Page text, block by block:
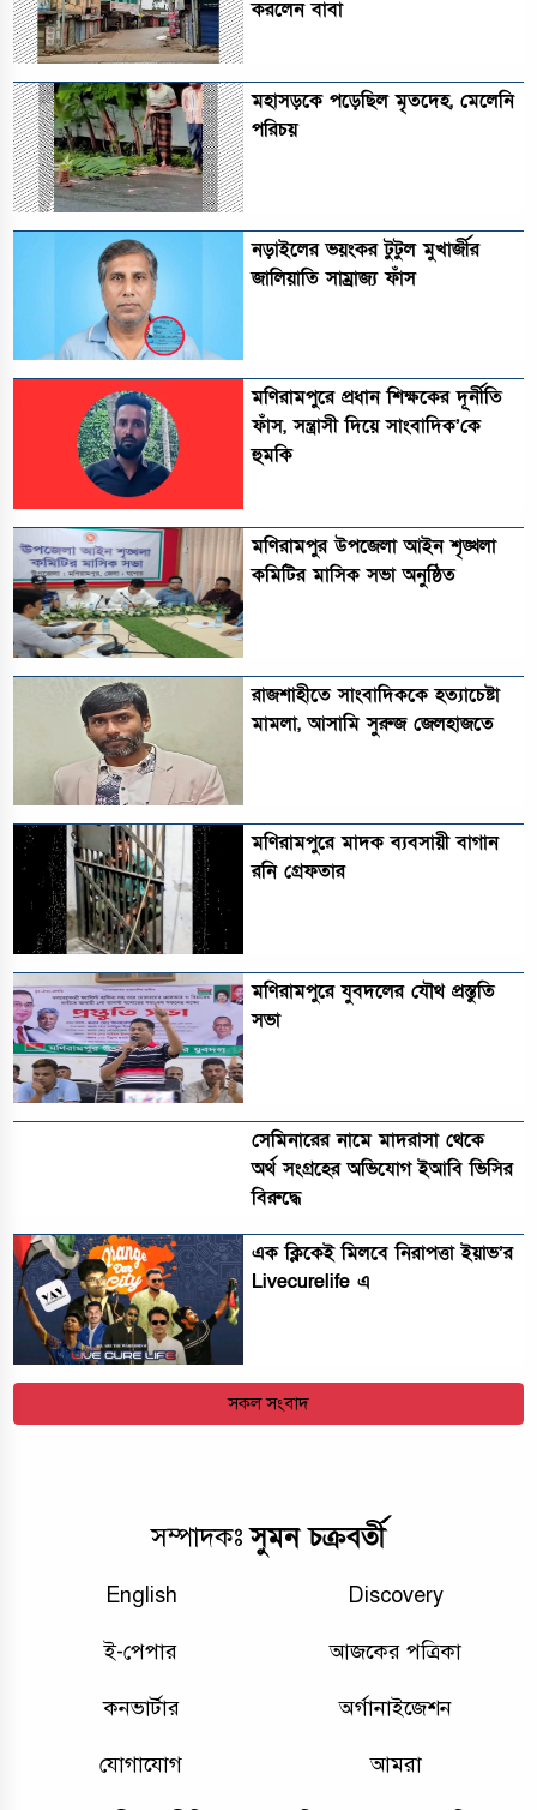
করলেন বাবা
মহাসড়কে পড়েছিল মৃতদেহ, মেলেনি
পরিচয়
নড়াইলের ভয়ংকর টুটুল মুখার্জীর
জালিয়াতি সাম্রাজ্য ফাঁস
মণিরামপুরে প্রধান শিক্ষকের দূর্নীতি
ফাঁস, সন্ত্রাসী দিয়ে সাংবাদিক’কে
হুমকি
মণিরামপুর উপজেলা আইন শৃঙ্খলা
কমিটির মাসিক সভা অনুষ্ঠিত‎‎
রাজশাহীতে সাংবাদিককে হত্যাচেষ্টা
মামলা, আসামি সুরুজ জেলহাজতে
মণিরামপুরে মাদক ব্যবসায়ী বাগান
রনি গ্রেফতার
মণিরামপুরে যুবদলের যৌথ প্রস্তুতি
সভা
সেমিনারের নামে মাদরাসা থেকে
অর্থ সংগ্রহের অভিযোগ ইআবি ভিসির
বিরুদ্ধে
এক ক্লিকেই মিলবে নিরাপত্তা ইয়াভ’র
Livecurelife এ
সকল সংবাদ
সম্পাদকঃসুমন চক্রবর্তী
English Discovery
ই-পেপার আজকের পত্রিকা
কনভার্টার অর্গানাইজেশন
যোগাযোগ আমরা